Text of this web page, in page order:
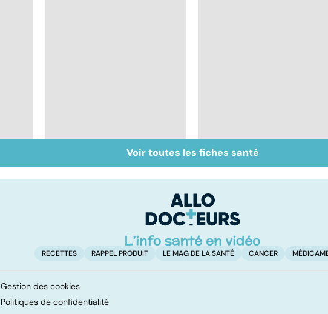
Les féculents, un
carburant
Tout savoir sur les
infections
Voir toutes les fiches santé
RECETTES RAPPEL PRODUIT LE MAG DE LA SANTÉ CANCER
Gestion des cookies
Politiques de confidentialité